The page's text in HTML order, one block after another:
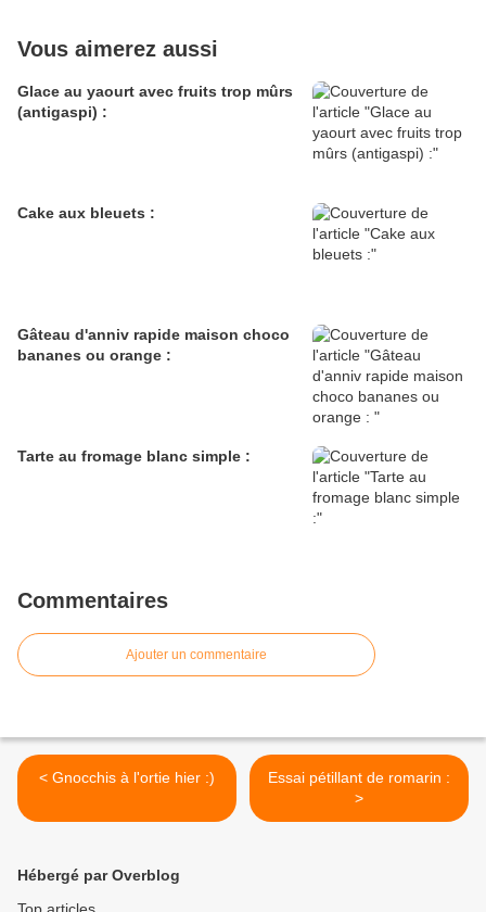
Vous aimerez aussi
Glace au yaourt avec fruits trop mûrs
(antigaspi) :
Cake aux bleuets :
Gâteau d'anniv rapide maison choco
bananes ou orange :
Tarte au fromage blanc simple :
Commentaires
Ajouter un commentaire
< Gnocchis à l'ortie hier :)
Essai pétillant de romarin :
>
Hébergé par Overblog